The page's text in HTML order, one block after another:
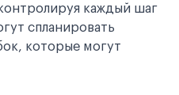
каждый шаг
спланировать
которые могут